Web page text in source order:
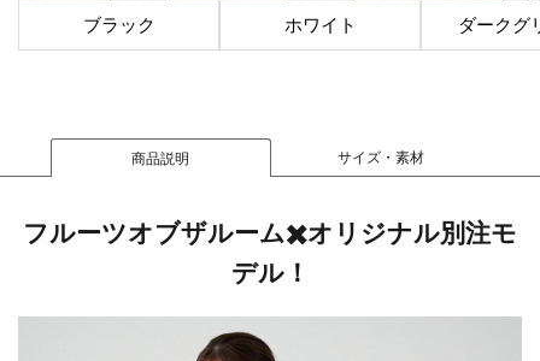
商品説明 サイズ・素材
フルーツオブザルーム✖️オリジナル別注モ
デル！
ブラック ホワイト ダークグ